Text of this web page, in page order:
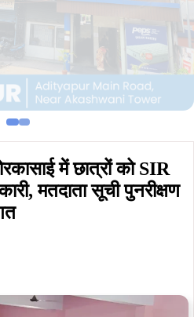
में छात्रों को SIR
मतदाता सूची पुनरीक्षण